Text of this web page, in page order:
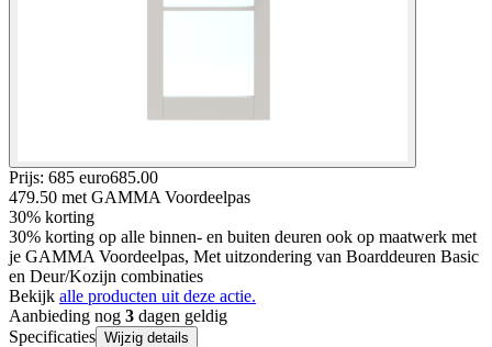
Prijs: 685 euro685.00
479.50 met GAMMA Voordeelpas
30% korting
30% korting op alle binnen- en buiten deuren ook op maatwerk met
je GAMMA Voordeelpas, Met uitzondering van Boarddeuren Basic
en Deur/Kozijn combinaties
Bekijk alle producten uit deze actie.
Aanbieding nog 3 dagen geldig
Specificaties Wijzig details